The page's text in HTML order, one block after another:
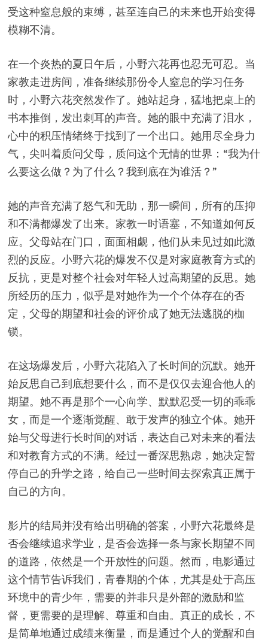
受这种窒息般的束缚，甚至连自己的未来也开始变得
模糊不清。
在一个炎热的夏日午后，小野六花再也忍无可忍。当
家教走进房间，准备继续那份令人窒息的学习任务
时，小野六花突然发作了。她站起身，猛地把桌上的
书本推倒，发出刺耳的声音。她的眼中充满了泪水，
心中的积压情绪终于找到了一个出口。她用尽全身力
气，尖叫着质问父母，质问这个无情的世界：“我为什
么要这么做？为了什么？我到底在为谁活？”
她的声音充满了怒气和无助，那一瞬间，所有的压抑
和不满都爆发了出来。家教一时语塞，不知道如何反
应。父母站在门口，面面相觑，他们从未见过如此激
烈的反应。小野六花的爆发不仅是对家庭教育方式的
反抗，更是对整个社会对年轻人过高期望的反思。她
所经历的压力，似乎是对她作为一个个体存在的否
定，父母的期望和社会的评价成了她无法逃脱的枷
锁。
在这场爆发后，小野六花陷入了长时间的沉默。她开
始反思自己到底想要什么，而不是仅仅去迎合他人的
期望。她不再是那个一心向学、默默忍受一切的乖乖
女，而是一个逐渐觉醒、敢于发声的独立个体。她开
始与父母进行长时间的对话，表达自己对未来的看法
和对教育方式的不满。经过一番深思熟虑，她决定暂
停自己的升学之路，给自己一些时间去探索真正属于
自己的方向。
影片的结局并没有给出明确的答案，小野六花最终是
否会继续追求学业，是否会选择一条与家长期望不同
的道路，依然是一个开放性的问题。然而，电影通过
这个情节告诉我们，青春期的个体，尤其是处于高压
环境中的青少年，需要的并非只是外部的激励和监
督，更需要的是理解、尊重和自由。真正的成长，不
是简单地通过成绩来衡量，而是通过个人的觉醒和自